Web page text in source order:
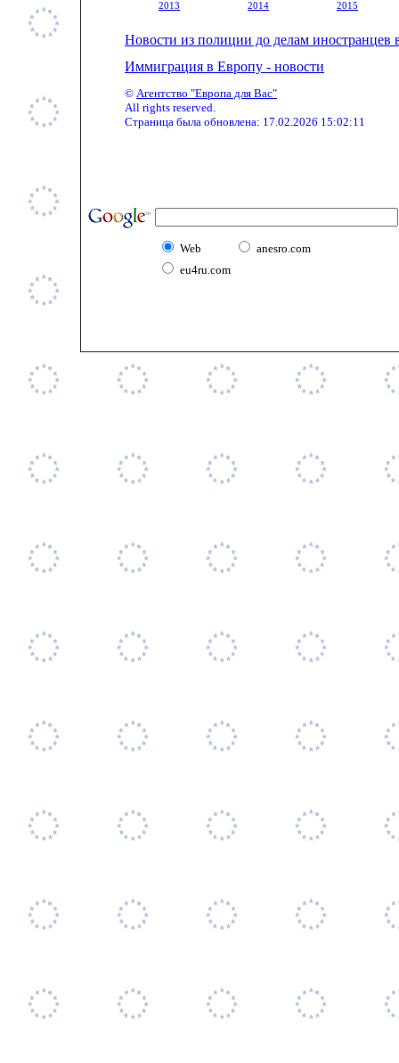
2013
2014 2015
Новости из полиции до делам иностранцев
Иммиграция в Европу - новости
© Агентство "Европа для Вас"
All rights reserved.
Страница была обновлена: 17.02.2026 15:02:11
Web
anesro.com
eu4ru.com